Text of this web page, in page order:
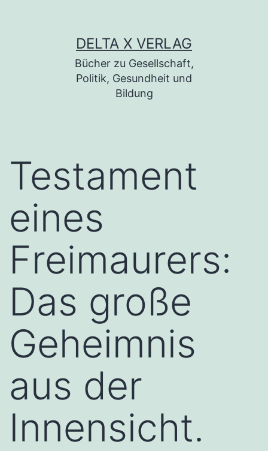
DELTA X VERLAG
Bücher zu Gesellschaft,
Politik, Gesundheit und
Bildung
Testament
eines
Freimaurers:
Das große
Geheimnis
aus der
Innensicht.